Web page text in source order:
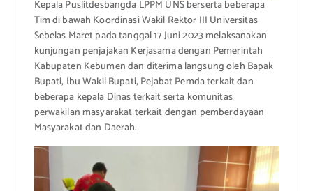
Kepala Puslitdesbangda LPPM UNS berserta beberapa
Tim di bawah Koordinasi Wakil Rektor III Universitas
Sebelas Maret pada tanggal 17 Juni 2023 melaksanakan
kunjungan penjajakan Kerjasama dengan Pemerintah
Kabupaten Kebumen dan diterima langsung oleh Bapak
Bupati, Ibu Wakil Bupati, Pejabat Pemda terkait dan
beberapa kepala Dinas terkait serta komunitas
perwakilan masyarakat terkait dengan pemberdayaan
Masyarakat dan Daerah.